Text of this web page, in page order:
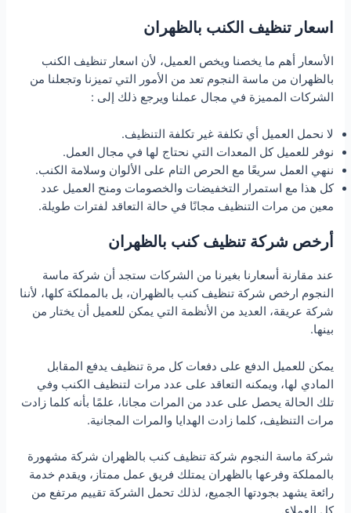
اسعار تنظيف الكنب بالظهران
الأسعار أهم ما يخصنا ويخص العميل، لأن اسعار تنظيف الكنب
بالظهران من ماسة النجوم تعد من الأمور التي تميزنا وتجعلنا من
الشركات المميزة في مجال عملنا ويرجع ذلك إلى :
لا نحمل العميل أي تكلفة غير تكلفة التنظيف.
نوفر للعميل كل المعدات التي نحتاج لها في مجال العمل.
ننهي العمل سريعًا مع الحرص التام على الألوان وسلامة الكنب.
كل هذا مع استمرار التخفيضات والخصومات ومنح العميل عدد
معين من مرات التنظيف مجانًا في حالة التعاقد لفترات طويلة.
أرخص شركة تنظيف كنب بالظهران
عند مقارنة أسعارنا بغيرنا من الشركات ستجد أن شركة ماسة
النجوم ارخص شركة تنظيف كنب بالظهران، بل بالمملكة كلها، لأننا
شركة عريقة، العديد من الأنظمة التي يمكن للعميل أن يختار من
بينها.
يمكن للعميل الدفع على دفعات كل مرة تنظيف يدفع المقابل
المادي لها، ويمكنه التعاقد على عدد مرات لتنظيف الكنب وفي
تلك الحالة يحصل على عدد من المرات مجانا، علمًا بأنه كلما زادت
مرات التنظيف، كلما زادت الهدايا والمرات المجانية.
شركة ماسة النجوم شركة تنظيف كنب بالظهران شركة مشهورة
بالمملكة وفرعها بالظهران يمتلك فريق عمل ممتاز، ويقدم خدمة
رائعة يشهد بجودتها الجميع، لذلك تحمل الشركة تقييم مرتفع من